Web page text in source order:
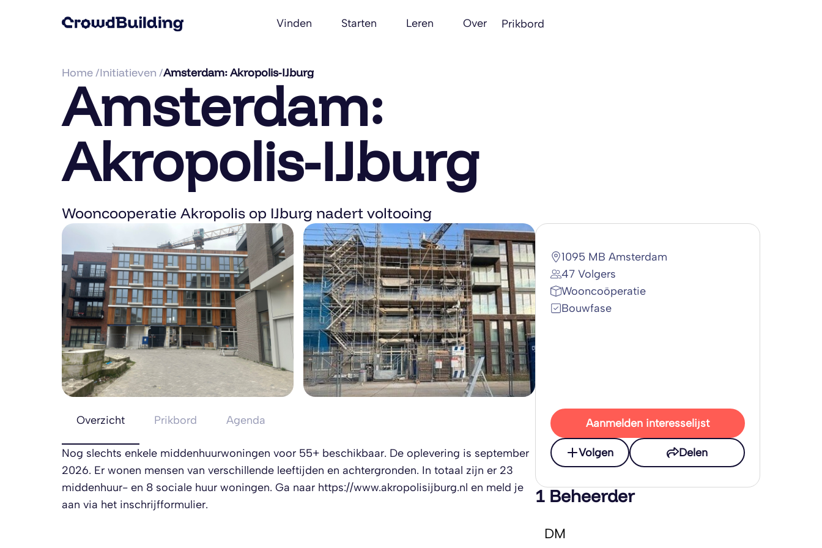
Vinden Starten Leren Over Prikbord
Home /Initiatieven /Amsterdam: Akropolis-IJburg
Amsterdam:
Akropolis-IJburg
Wooncooperatie Akropolis op IJburg nadert voltooing
Overzicht Prikbord Agenda
Nog slechts enkele middenhuurwoningen voor 55+ beschikbaar. De oplevering is september
2026. Er wonen mensen van verschillende leeftijden en achtergronden. In totaal zijn er 23
middenhuur- en 8 sociale huur woningen. Ga naar https://www.akropolisijburg.nl en meld je
aan via het inschrijfformulier.
1095 MB Amsterdam
47 Volgers
Wooncoöperatie
Bouwfase
Aanmelden interesselijst
Volgen Delen
1 Beheerder
DM